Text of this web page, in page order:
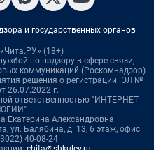
и государственных органов
(18+)
по надзору в сфере связи,
коммуникаций (Роскомнадзор)
решения о регистрации: ЭЛ №
26.07.2022 г.
ответственностью "ИНТЕРНЕТ
Екатерина Александровна
ул. Балябина, д. 13, 6 этаж, офис
40-08-24